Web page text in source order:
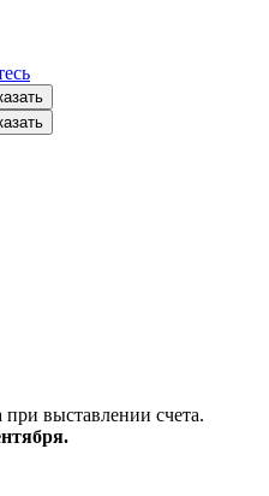
при выставлении счета.